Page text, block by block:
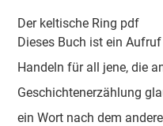
Der keltische Ring pdf
Dieses Buch ist ein
Handeln für all jene, die
Geschichtenerzählung
ein Wort nach dem